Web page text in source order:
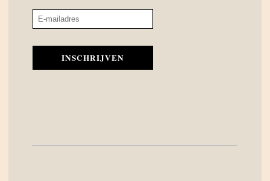
INSCHRIJVEN